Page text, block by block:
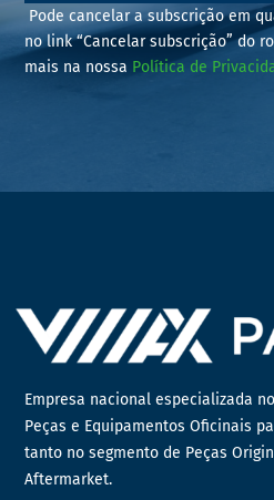
Pode cancelar a subscrição em
no link “Cancelar subscrição” do
mais na nossa Política de
Empresa nacional especializada
Peças e Equipamentos Oficinais
tanto no segmento de Peças
Aftermarket.